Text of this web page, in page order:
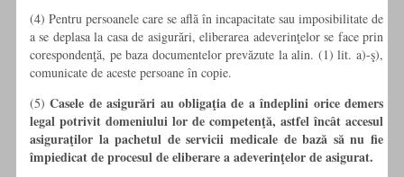
(4) Pentru persoanele care se află în incapacitate sau imposibilitate de
a se deplasa la casa de asigurări, eliberarea adeverinţelor se face prin
corespondenţă, pe baza documentelor prevăzute la alin. (1) lit. a)-ş),
comunicate de aceste persoane în copie.
(5)Casele de asigurări au obligaţia de a îndeplini orice demers
legal potrivit domeniului lor de competenţă, astfel încât accesul
asiguraţilor la pachetul de servicii medicale de bază să nu fie
împiedicat de procesul de eliberare a adeverinţelor de asigurat.